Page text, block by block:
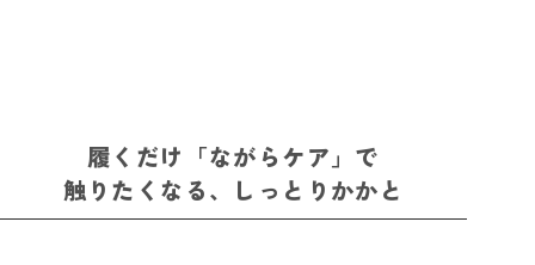
履くだけ「ながらケア」で
触りたくなる、しっとりかかと